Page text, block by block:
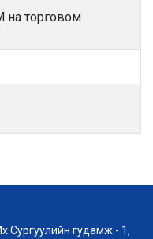
торговом
Сургуулийн гудамж - 1,